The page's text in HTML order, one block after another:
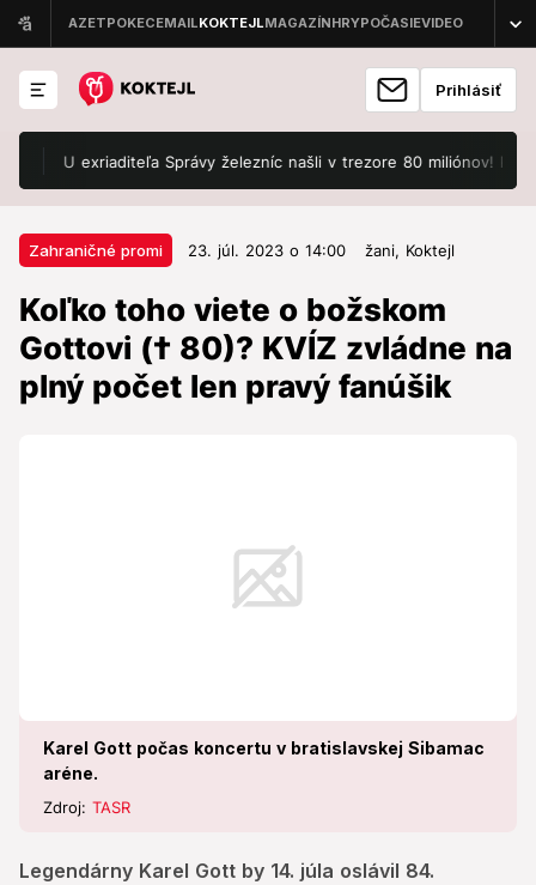
Prihlásiť
U exriaditeľa Správy železníc našli v trezore 80 miliónov! Polícia
Zahraničné promi 23. júl. 2023 o 14:00 žani, Koktejl
Koľko toho viete o božskom
Gottovi († 80)? KVÍZ zvládne na
plný počet len pravý fanúšik
Karel Gott počas koncertu v bratislavskej Sibamac
aréne.
Zdroj: TASR
Legendárny Karel Gott by 14. júla oslávil 84.
Zahraničné promi 23. júl. 2023 o 14:00
Koľko toho viete o božskom
Gottovi († 80)? KVÍZ zvládne na
plný počet len pravý fanúšik
krajiny. Myslíte si, že o umelcovi viete všetko?